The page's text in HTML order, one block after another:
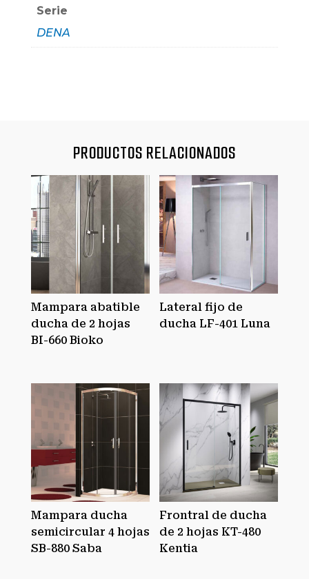
Serie
DENA
PRODUCTOS RELACIONADOS
Mampara abatible
ducha de 2 hojas
BI-660 Bioko
Lateral fijo de
ducha LF-401 Luna
Mampara ducha
semicircular 4 hojas
SB-880 Saba
Frontral de ducha
de 2 hojas KT-480
Kentia